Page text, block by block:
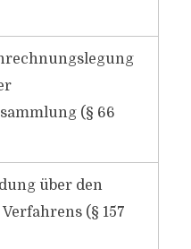
(§ 66
über den
(§ 157